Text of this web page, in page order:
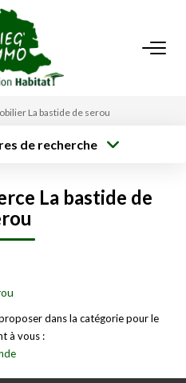
RECHERCHE
La bastide de serou
de recherche
La bastide de
dans la catégorie pour le
à vous :